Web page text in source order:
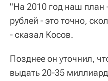
"На 2010 год наш план
рублей - это точно,
- сказал Косов.
Позднее он уточнил,
выдать 20-35